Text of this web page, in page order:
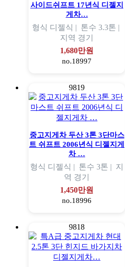
사이드쉬프트 17년식 디젤지
게차…
형식 디젤식 | 톤수 3.3톤 |
지역 경기
1,680만원
no.18997
9819
중고지게차 두산 3톤 3단마스
트 쉬프트 2006년식 디젤지게
차 …
형식 디젤식 | 톤수 3톤 | 지
역 경기
1,450만원
no.18996
9818